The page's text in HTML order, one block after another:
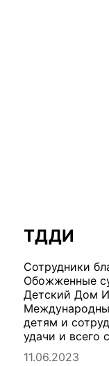
ТДДИ
Сотрудники
Обожженные
Детский Дом
детям и
удачи и всего
11.06.2023